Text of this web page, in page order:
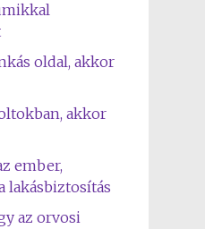
oldal, akkor
akkor
ember,
lakásbiztosítás
az orvosi